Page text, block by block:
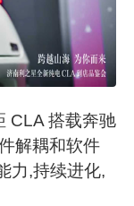
CLA 搭载奔驰
解耦和软件
力,持续进化,